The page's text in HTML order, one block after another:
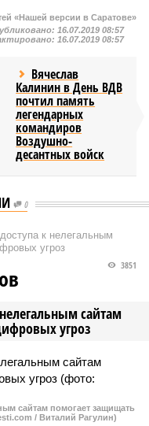
«Нашей версии в Саратове»
16.07.2019 08:57
16.07.2019 08:57
Вячеслав
Калинин в День ВДВ
почтил память
легендарных
командиров
Воздушно-
десантных войск
0
к нелегальным
угроз
сайтам
угроз
3851
сайтам помогает защищать
/ Виталий Рагулин)